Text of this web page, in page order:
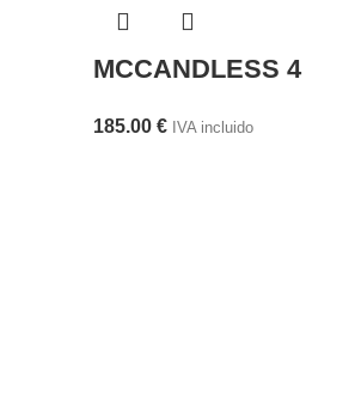
MCCANDLESS 4
185.00 € IVA incluido